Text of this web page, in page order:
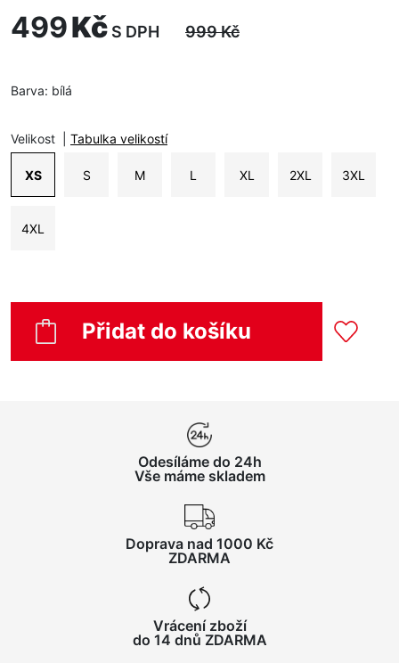
499Kč S DPH 999Kč
Barva: bílá
Velikost Tabulka velikostí
XS S M L XL 2XL 3XL
4XL
Přidat do košíku
Odesíláme do 24h
Vše máme skladem
Doprava nad 1000 Kč
ZDARMA
Vrácení zboží
do 14 dnů ZDARMA